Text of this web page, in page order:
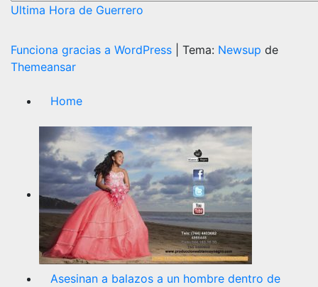
Ultima Hora de Guerrero
Funciona gracias a WordPress Tema: Newsup de
Themeansar
Home
Asesinan a balazos a un hombre dentro de